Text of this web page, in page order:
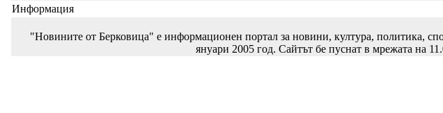
Информация
"Новините от Берковица" е информационен портал за новини, култура, политика,
януари 2005 год. Сайтът бе пуснат в мрежата на